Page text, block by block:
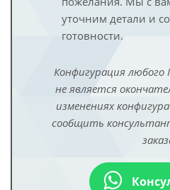
уточним детали и
готовности.
Конфигурация
не является
изменениях
сообщить